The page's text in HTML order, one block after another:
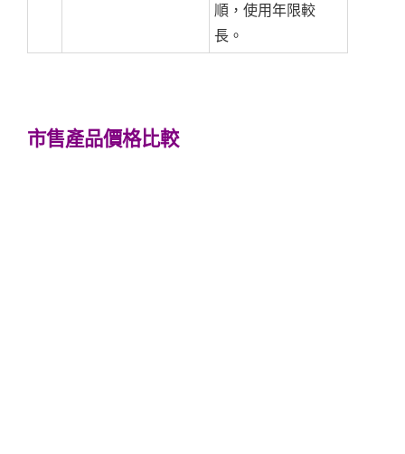
順，使用年限較
長。
市售產品價格比較